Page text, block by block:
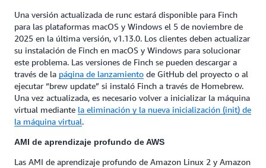
Una versión actualizada de runc estará disponible para Finch
para las plataformas macOS y Windows el 5 de noviembre de
2025 en la última versión, v1.13.0. Los clientes deben actualizar
su instalación de Finch en macOS y Windows para solucionar
este problema. Las versiones de Finch se pueden descargar a
través de la página de lanzamiento de GitHub del proyecto o al
ejecutar “brew update” si instaló Finch a través de Homebrew.
Una vez actualizada, es necesario volver a inicializar la máquina
virtual mediante la eliminación y la nueva inicialización (init) de
la máquina virtual.
AMI de aprendizaje profundo de AWS
Las AMI de aprendizaje profundo de Amazon Linux 2 y Amazon